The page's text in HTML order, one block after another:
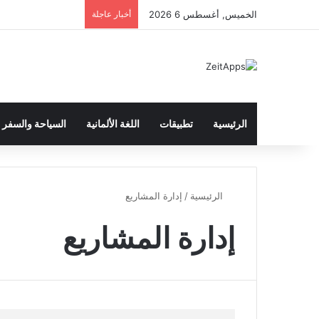
الخميس, أغسطس 6 2026 أخبار عاجلة
الرئيسية تطبيقات اللغة الألمانية السياحة والسفر
الرئيسية / إدارة المشاريع
إدارة المشاريع